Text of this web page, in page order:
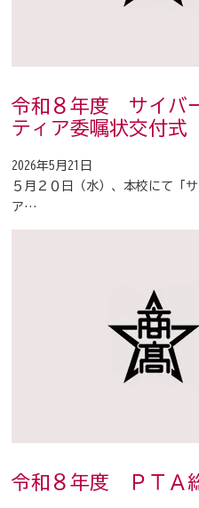
令和８年度 サイバ
ティア委嘱状交付式
2026年5月21日
５月２０日（水）、本校にて「
ア…
令和８年度 ＰＴＡ